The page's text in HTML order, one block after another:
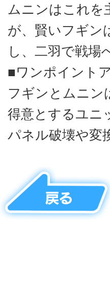
ムニンはこれを
が、賢いフギン
し、二羽で戦場
■ワンポイント
フギンとムニン
得意とするユニ
パネル破壊や変